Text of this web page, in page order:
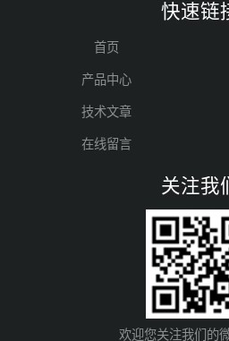
快速链
首页
产品中心
技术文章
在线留言
关注我
欢迎您关注我们的